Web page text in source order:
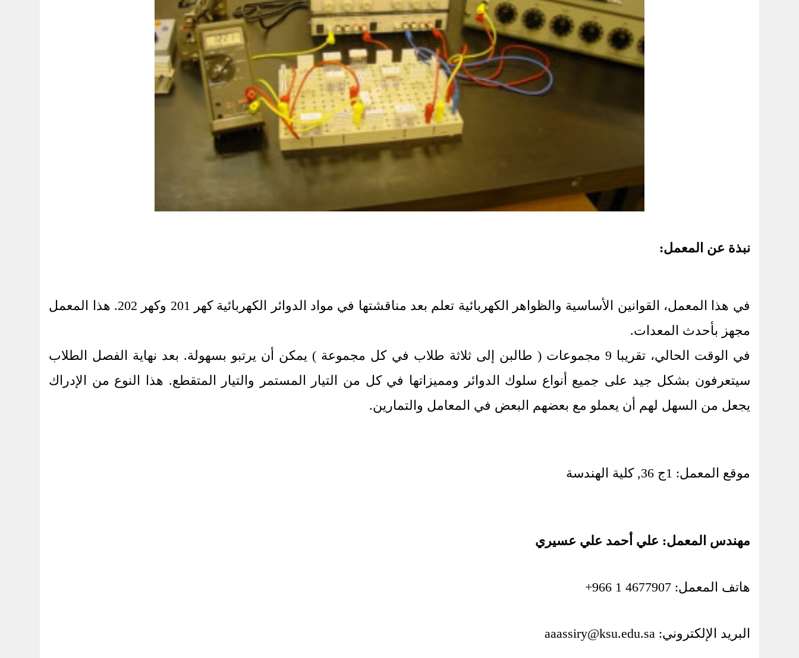
نبذة عن المعمل:
في هذا المعمل، القوانين الأساسية والظواهر الكهربائية تعلم بعد مناقشتها في مواد الدوائر الكهربائية كهر 201 وكهر 202. هذا المعمل
مجهز بأحدث المعدات.
في الوقت الحالي، تقريبا 9 مجموعات ( طالبن إلى ثلاثة طلاب في كل مجموعة ) يمكن أن يرتبو بسهولة. بعد نهاية الفصل الطلاب
سيتعرفون بشكل جيد على جميع أنواع سلوك الدوائر ومميزاتها في كل من التيار المستمر والتيار المتقطع. هذا النوع من الإدراك
يجعل من السهل لهم أن يعملو مع بعضهم البعض في المعامل والتمارين.
موقع المعمل: 1ج 36, كلية الهندسة
مهندس المعمل: علي أحمد علي عسيري
هاتف المعمل: 4677907 1 966+
البريد الإلكتروني:aaassiry@ksu.edu.sa